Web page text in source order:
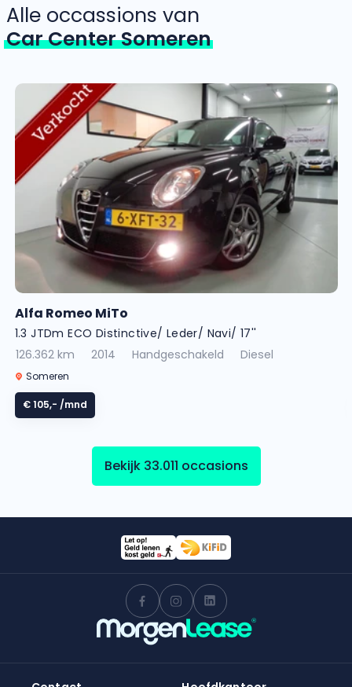
Alle occassions van
Car Center Someren
Alfa Romeo MiTo
1.3 JTDm ECO Distinctive/ Leder/ Navi/ 17''
126.362 km
2014 Handgeschakeld Diesel
Someren
€ 105,- /mnd
Bekijk 33.011 occasions